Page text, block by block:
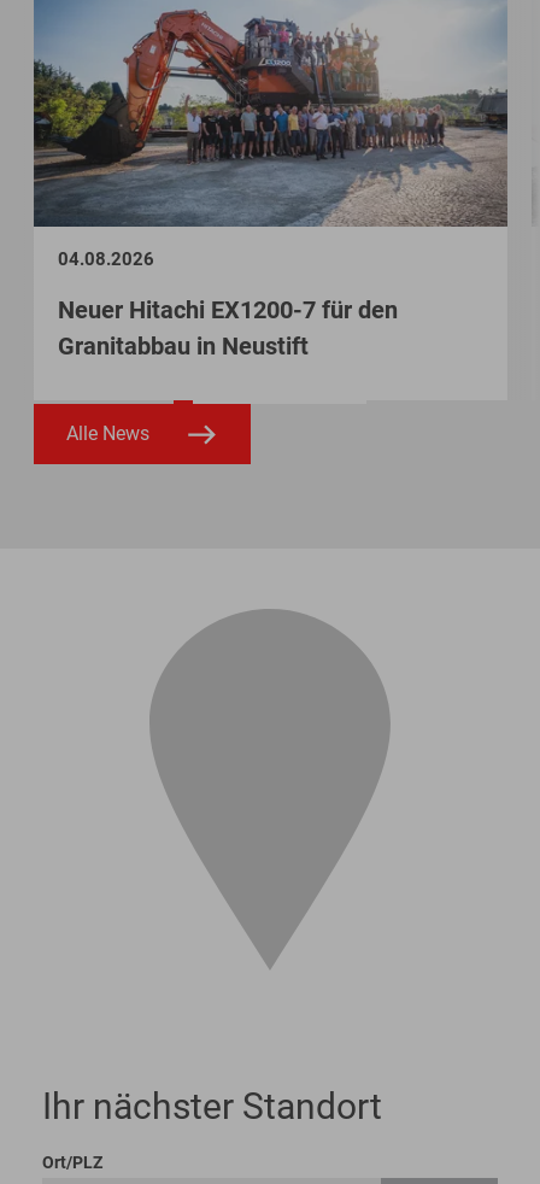
04.08.2026
Neuer Hitachi EX1200-7 für den
Granitabbau in Neustift
Alle News
Ihr nächster Standort
Ort/PLZ